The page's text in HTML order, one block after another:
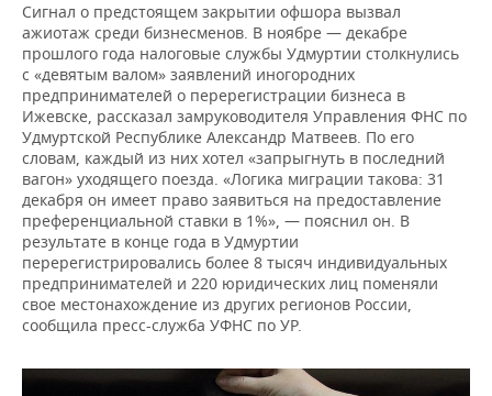
Сигнал о предстоящем закрытии офшора вызвал
ажиотаж среди бизнесменов. В ноябре — декабре
прошлого года налоговые службы Удмуртии столкнулись
с «девятым валом» заявлений иногородних
предпринимателей о перерегистрации бизнеса в
Ижевске, рассказал замруководителя Управления ФНС по
Удмуртской Республике Александр Матвеев. По его
словам, каждый из них хотел «запрыгнуть в последний
вагон» уходящего поезда. «Логика миграции такова: 31
декабря он имеет право заявиться на предоставление
преференциальной ставки в 1%», — пояснил он. В
результате в конце года в Удмуртии
перерегистрировались более 8 тысяч индивидуальных
предпринимателей и 220 юридических лиц поменяли
свое местонахождение из других регионов России,
сообщила пресс-служба УФНС по УР.